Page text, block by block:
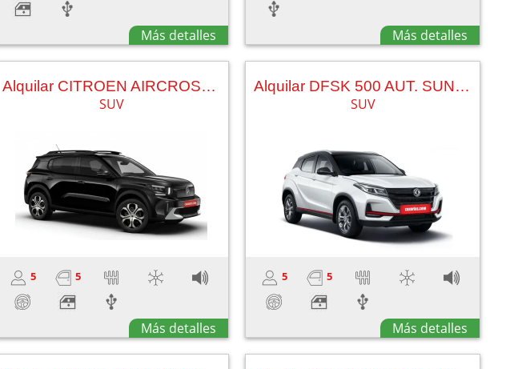
Más detalles Más detalles
Alquilar CITROEN AIRCROSS AUT.
SUV
5 5
Más detalles
Alquilar DFSK 500 AUT. SUNROOF
SUV
5 5
Más detalles